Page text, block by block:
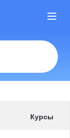
Курсы